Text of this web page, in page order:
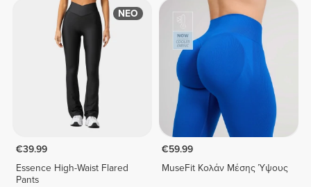
ΝΕΟ
€39.99
Essence High-Waist Flared
Pants
€59.99
MuseFit Κολάν Μέσης Ύψους